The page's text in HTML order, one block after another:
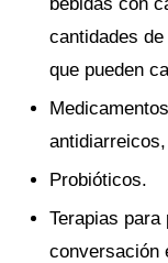
cantidades
que pueden
Probióticos.
Terapias
conversación